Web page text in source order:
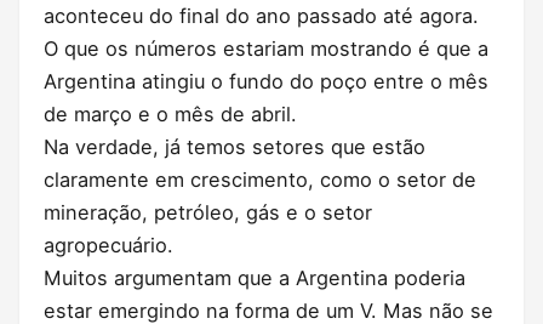
aconteceu do final do ano passado até agora.
O que os números estariam mostrando é que a
Argentina atingiu o fundo do poço entre o mês
de março e o mês de abril.
Na verdade, já temos setores que estão
claramente em crescimento, como o setor de
mineração, petróleo, gás e o setor
agropecuário.
Muitos argumentam que a Argentina poderia
estar emergindo na forma de um V. Mas não se